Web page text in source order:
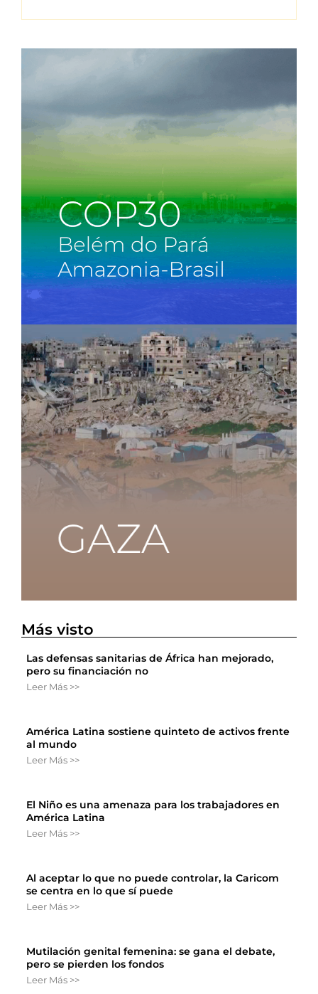
Más visto
Las defensas sanitarias de África han mejorado,
pero su financiación no
Leer Más >>
América Latina sostiene quinteto de activos frente
al mundo
Leer Más >>
El Niño es una amenaza para los trabajadores en
América Latina
Leer Más >>
Al aceptar lo que no puede controlar, la Caricom
se centra en lo que sí puede
Leer Más >>
Mutilación genital femenina: se gana el debate,
pero se pierden los fondos
Leer Más >>